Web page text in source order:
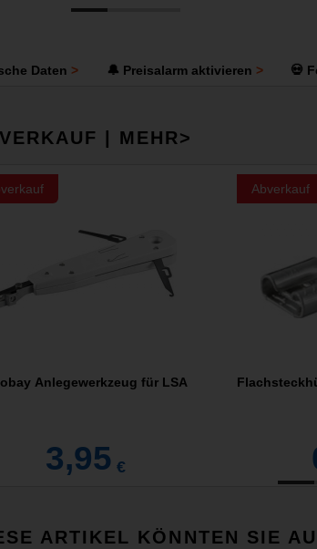
Daten 🔔 Preisalarm aktivieren 💀
| MEHR>
Anlegewerkzeug für LSA
3,95 €
Abverkauf
ARTIKEL KÖNNTEN SIE